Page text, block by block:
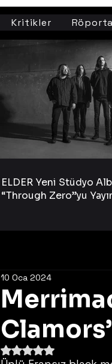
Kritikler
10 Oca 2024
5 üzerinden NaN yıldız
ELDER Yeni Stüdyo
“Through Zero”yu